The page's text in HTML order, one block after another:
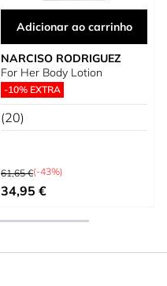
Adicionar ao carrinho
NARCISO RODRIGUEZ
For Her Body Lotion
-10% EXTRA
(20)
Preço Normal
61,65 €(-43%)
Preço Especial
34,95 €